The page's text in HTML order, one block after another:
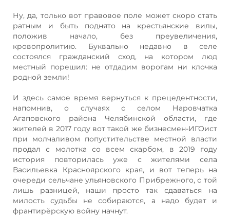
Ну, да, только вот правовое поле может скоро стать
ратным и быть поднято на крестьянские вилы,
положив начало, без преувеличения,
кровопролитию. Буквально недавно в селе
состоялся гражданский сход, на котором люд
местный порешил: не отдадим ворогам ни клочка
родной земли!
И здесь самое время вернуться к прецедентности,
напомнив, о случаях с селом Наровчатка
Агаповского района Челябинской области, где
жителей в 2017 году вот такой же бизнесмен-ИГОист
при молчаливом попустительстве местной власти
продал с молотка со всем скарбом, в 2019 году
история повторилась уже с жителями села
Васильевка Красноярского края, и вот теперь на
очереди сельчане ульяновского Прибрежного, с той
лишь разницей, наши просто так сдаваться на
милость судьбы не собираются, а надо будет и
франтирёрскую войну начнут.